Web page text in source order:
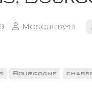
Mosquetayre
Bourgogne